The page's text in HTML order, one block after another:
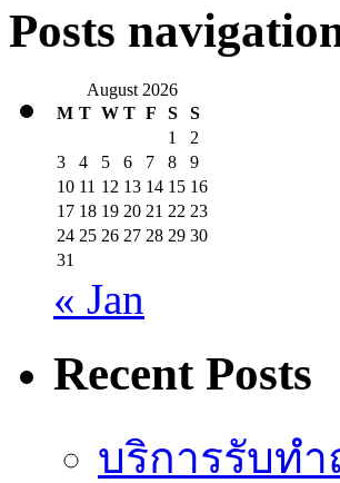
Posts
August 2026
M T W T F S
S
1
2
3
4 5 6 7 8
9
10 11 12 13 14 15 16
17 18 19 20 21 22 23
24 25 26 27 28 29 30
31
« Jan
Recent Posts
บริการรับท